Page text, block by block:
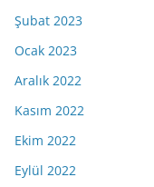
Şubat 2023
Ocak 2023
Aralık 2022
Kasım 2022
Ekim 2022
Eylül 2022